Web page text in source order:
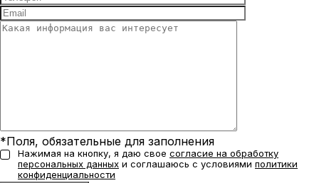
*Поля, обязательные для заполнения
Нажимая на кнопку, я даю свое согласие на обработку
персональных данных и соглашаюсь с условиями политики
конфиденциальности